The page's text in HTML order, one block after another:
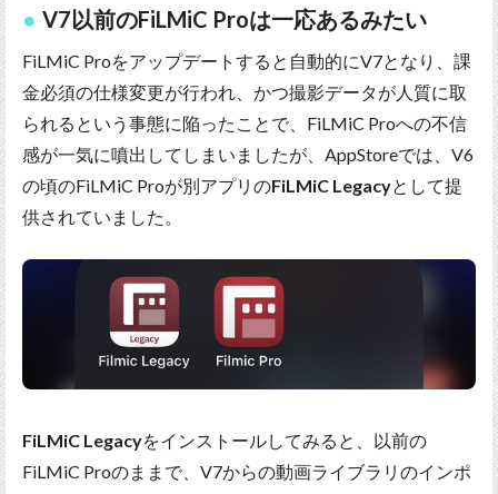
V7以前のFiLMiC Proは一応あるみたい
FiLMiC Proをアップデートすると自動的にV7となり、課
金必須の仕様変更が行われ、かつ撮影データが人質に取
られるという事態に陥ったことで、FiLMiC Proへの不信
感が一気に噴出してしまいましたが、AppStoreでは、V6
の頃のFiLMiC Proが別アプリのFiLMiC Legacyとして提
供されていました。
FiLMiC Legacyをインストールしてみると、以前の
FiLMiC Proのままで、V7からの動画ライブラリのインポ